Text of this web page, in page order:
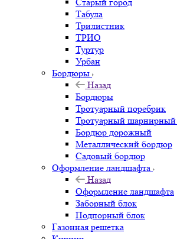
Табула
Трилистник
ТРИО
Туртур
Урбан
Бордюры
Назад
Бордюры
Тротуарный поребрик
Тротуарный
Бордюр дорожный
Металлический бордюр
Садовый бордюр
Оформление ландшафта
Назад
Оформление ландшафта
Заборный блок
Подпорный блок
Газонная решетка